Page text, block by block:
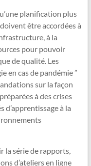
planification plus
être accordées à
à la
pour pouvoir
de qualité. Les
en cas de pandémie ”
sur la façon
à des crises
à la
la série de rapports,
d’ateliers en ligne